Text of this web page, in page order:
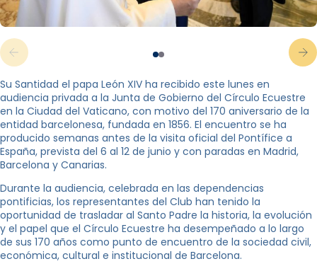
Su Santidad el papa León XIV ha recibido este lunes en
audiencia privada a la Junta de Gobierno del Círculo Ecuestre
en la Ciudad del Vaticano, con motivo del 170 aniversario de la
entidad barcelonesa, fundada en 1856. El encuentro se ha
producido semanas antes de la visita oficial del Pontífice a
España, prevista del 6 al 12 de junio y con paradas en Madrid,
Barcelona y Canarias.
Durante la audiencia, celebrada en las dependencias
pontificias, los representantes del Club han tenido la
oportunidad de trasladar al Santo Padre la historia, la evolución
y el papel que el Círculo Ecuestre ha desempeñado a lo largo
de sus 170 años como punto de encuentro de la sociedad civil,
económica, cultural e institucional de Barcelona.